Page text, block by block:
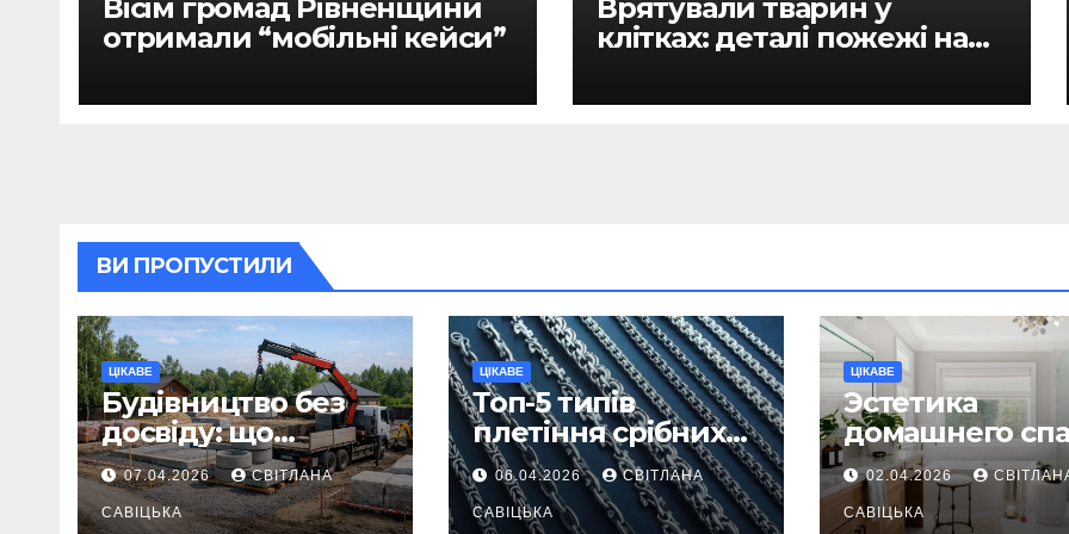
Вісім громад Рівненщини
отримали “мобільні кейси”
Врятували тварин у
клітках: деталі пожежі на
ВИ ПРОПУСТИЛИ
ЦІКАВЕ
Будівництво без
досвіду: що
потрібно
продумати до
першої доставки
07.04.2026 СВІТЛАНА
САВІЦЬКА
ЦІКАВЕ
Топ-5 типів
плетіння срібних
ланцюжків, які
вважаються
найнадійнішими
06.04.2026 СВІТЛАНА
САВІЦЬКА
ЦІКАВЕ
Эстетика
домашнего
как
ежедневную
гигиену в
02.04.2026
САВІЦЬКА